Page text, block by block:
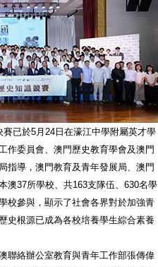
已於5月24日在濠江中學附屬英才學
作委員會、澳門歷史教育學會及澳門
指導，澳門教育及青年發展局、澳門
澳37所學校、共163支隊伍、630名學
校參與，顯示了社會各界對於加強青
史根源已成為各校培養學生綜合素養
聯絡辦公室教育與青年工作部張傳偉